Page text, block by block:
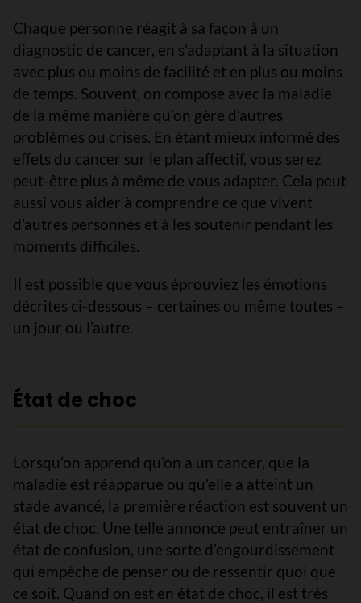
Chaque personne réagit à sa façon à un
diagnostic de cancer, en s’adaptant à la situation
avec plus ou moins de facilité et en plus ou moins
de temps. Souvent, on compose avec la maladie
de la même manière qu’on gère d’autres
problèmes ou crises. En étant mieux informé des
effets du cancer sur le plan affectif, vous serez
peut-être plus à même de vous adapter. Cela peut
aussi vous aider à comprendre ce que vivent
d’autres personnes et à les soutenir pendant les
moments difficiles.
Il est possible que vous éprouviez les émotions
décrites ci-dessous – certaines ou même toutes –
un jour ou l’autre.
État de choc
Lorsqu’on apprend qu’on a un cancer, que la
maladie est réapparue ou qu’elle a atteint un
stade avancé, la première réaction est souvent un
état de choc. Une telle annonce peut entraîner un
état de confusion, une sorte d’engourdissement
qui empêche de penser ou de ressentir quoi que
ce soit. Quand on est en état de choc, il est très